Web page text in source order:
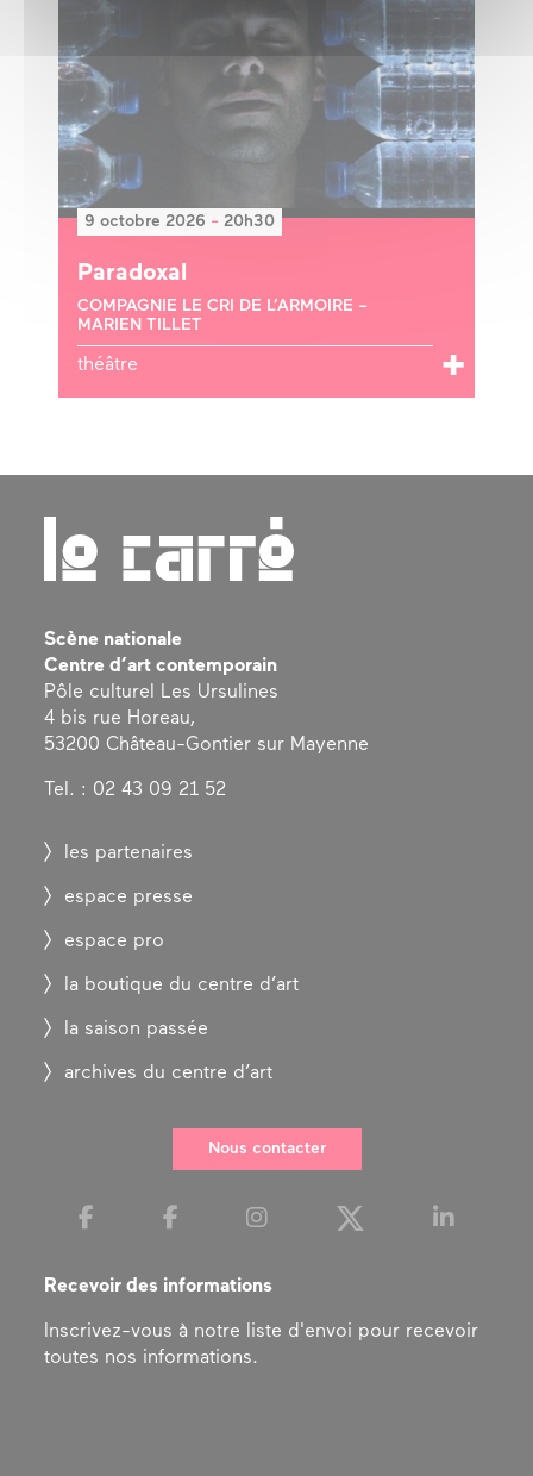
9 octobre 2026 - 20h30
Paradoxal
COMPAGNIE LE CRI DE L’ARMOIRE –
MARIEN TILLET
théâtre
Scène nationale
Centre d’art contemporain
Pôle culturel Les Ursulines
4 bis rue Horeau,
53200 Château-Gontier sur Mayenne
Tel. : 02 43 09 21 52
les partenaires
espace presse
espace pro
la boutique du centre d’art
la saison passée
archives du centre d’art
Nous contacter
Recevoir des informations
Inscrivez-vous à notre liste d'envoi pour recevoir
toutes nos informations.